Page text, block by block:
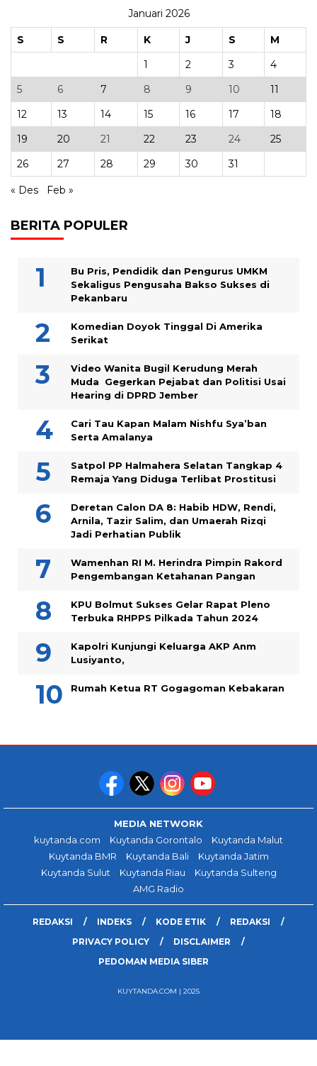
Januari 2026
S S R K J S
M
1
2 3
4
5
6 7 8 9 10
11
12
13 14 15 16 17
18
19
20 21 22 23 24
25
26
27 28 29 30 31
« Des Feb »
BERITA POPULER
Bu Pris, Pendidik dan Pengurus UMKM
Sekaligus Pengusaha Bakso Sukses di
Pekanbaru
Komedian Doyok Tinggal Di Amerika
Serikat
Video Wanita Bugil Kerudung Merah
Muda Gegerkan Pejabat dan Politisi Usai
Hearing di DPRD Jember
Cari Tau Kapan Malam Nishfu Sya’ban
Serta Amalanya
Satpol PP Halmahera Selatan Tangkap 4
Remaja Yang Diduga Terlibat Prostitusi
Deretan Calon DA 8: Habib HDW, Rendi,
Arnila, Tazir Salim, dan Umaerah Rizqi
Jadi Perhatian Publik
Wamenhan RI M. Herindra Pimpin Rakord
Pengembangan Ketahanan Pangan
KPU Bolmut Sukses Gelar Rapat Pleno
Terbuka RHPPS Pilkada Tahun 2024
Kapolri Kunjungi Keluarga AKP Anm
Lusiyanto,
Rumah Ketua RT Gogagoman Kebakaran
kuytanda.com
Kuytanda Gorontalo
Kuytanda Malut
Kuytanda BMR
Kuytanda Bali
Kuytanda Jatim
Kuytanda Sulut
Kuytanda Riau
Kuytanda Sulteng
AMG Radio